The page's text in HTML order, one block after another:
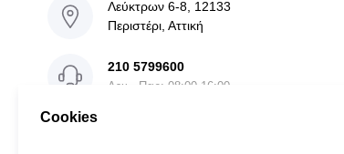
Λεύκτρων 6-8, 12133
Περιστέρι, Αττική
210 5799600
Δευ - Παρ: 08:00-16:00
Cookies